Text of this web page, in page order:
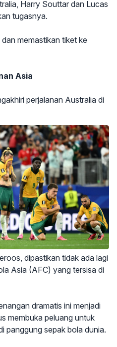
Harry Souttar dan Lucas
tugasnya.
memastikan tiket ke
Asia
perjalanan Australia di
dipastikan tidak ada lagi
Asia (AFC) yang tersisa di
dramatis ini menjadi
membuka peluang untuk
panggung sepak bola dunia.